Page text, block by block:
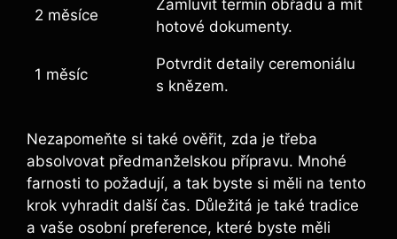
2 měsíce
Zamluvit termín obřadu a mít
hotové dokumenty.
1 měsíc
Potvrdit detaily ceremoniálu
s knězem.
Nezapomeňte si také ověřit, zda je třeba
absolvovat předmanželskou přípravu. Mnohé
farnosti to požadují, a tak byste si měli na tento
krok vyhradit další čas. Důležitá je také tradice
a vaše osobní preference, které byste měli